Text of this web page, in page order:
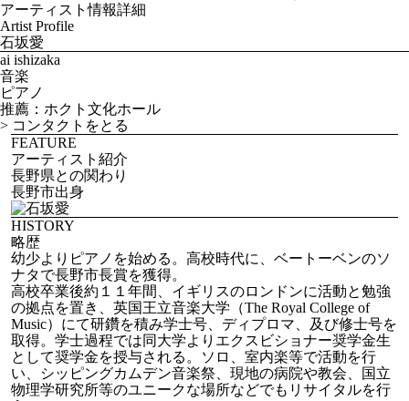
アーティスト情報詳細
Artist Profile
石坂愛
ai ishizaka
音楽
ピアノ
推薦：ホクト文化ホール
> コンタクトをとる
FEATURE
アーティスト紹介
長野県との関わり
長野市出身
HISTORY
略歴
幼少よりピアノを始める。高校時代に、ベートーベンのソ
ナタで長野市長賞を獲得。
高校卒業後約１１年間、イギリスのロンドンに活動と勉強
の拠点を置き、英国王立音楽大学（The Royal College of
Music）にて研鑽を積み学士号、ディプロマ、及び修士号を
取得。学士過程では同大学よりエクスビショナー奨学金生
として奨学金を授与される。ソロ、室内楽等で活動を行
い、シッピングカムデン音楽祭、現地の病院や教会、国立
物理学研究所等のユニークな場所などでもリサイタルを行